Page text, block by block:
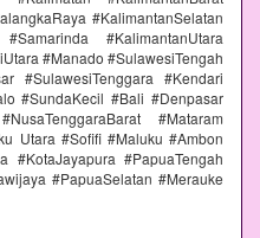
#KalimantanSelatan
#KalimantanUtara
#Manado #SulawesiTengah
#SulawesiTenggara #Kendari
#SundaKecil #Bali #Denpasar
#Mataram
Utara #Sofifi #Maluku #Ambon
#KotaJayapura #PapuaTengah
#PapuaSelatan #Merauke